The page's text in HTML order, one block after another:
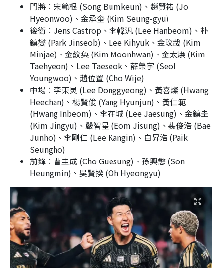
門將︰宋範根 (Song Bumkeun)、趙賢祐 (Jo
Hyeonwoo)、金承奎 (Kim Seung-gyu)
後衛︰Jens Castrop、李韓汎 (Lee Hanbeom)、朴
鎮燮 (Park Jinseob)、Lee Kihyuk、金玟哉 (Kim
Minjae)、金紋奐 (Kim Moonhwan)、金太煥 (Kim
Taehyeon)、Lee Taeseok、薛榮宇 (Seol
Youngwoo)、趙位置 (Cho Wije)
中場︰李東炅 (Lee Donggyeong)、黃喜燦 (Hwang
Heechan)、楊賢俊 (Yang Hyunjun)、黃仁範
(Hwang Inbeom)、李在城 (Lee Jaesung)、金鎮圭
(Kim Jingyu)、嚴智星 (Eom Jisung)、裴俊浩 (Bae
Junho)、李剛仁 (Lee Kangin)、白昇浩 (Paik
Seungho)
前鋒︰曹圭成 (Cho Guesung)、孫興慜 (Son
Heungmin)、吳賢揆 (Oh Hyeongyu)